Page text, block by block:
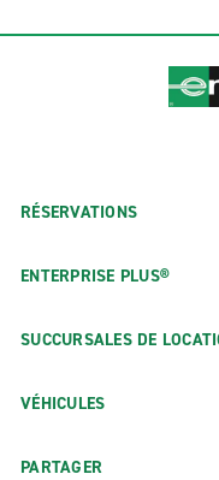
RÉSERVATIONS
ENTERPRISE PLUS®
SUCCURSALES DE
VÉHICULES
PARTAGER